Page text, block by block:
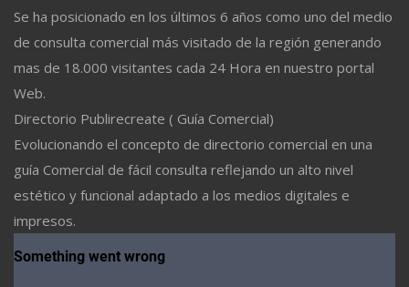
Se ha posicionado en los últimos 6 años como uno del medio
de consulta comercial más visitado de la región generando
mas de 18.000 visitantes cada 24 Hora en nuestro portal
Web.
Directorio Publirecreate ( Guía Comercial)
Evolucionando el concepto de directorio comercial en una
guía Comercial de fácil consulta reflejando un alto nivel
estético y funcional adaptado a los medios digitales e
impresos.